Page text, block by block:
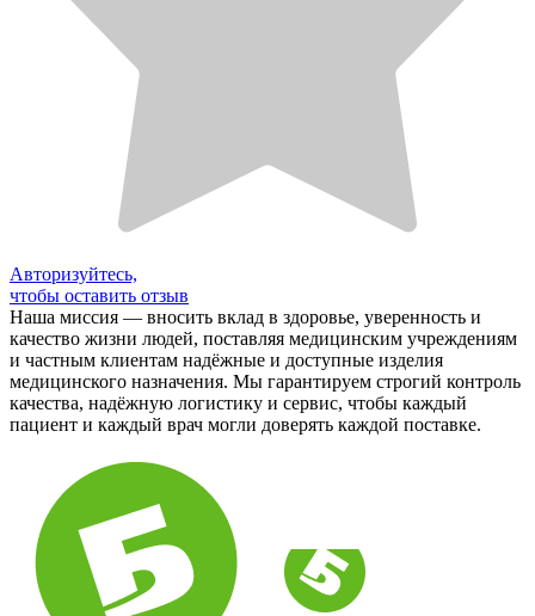
Авторизуйтесь,
чтобы оставить отзыв
Наша миссия — вносить вклад в здоровье, уверенность и
качество жизни людей, поставляя медицинским учреждениям
и частным клиентам надёжные и доступные изделия
медицинского назначения. Мы гарантируем строгий контроль
качества, надёжную логистику и сервис, чтобы каждый
пациент и каждый врач могли доверять каждой поставке.